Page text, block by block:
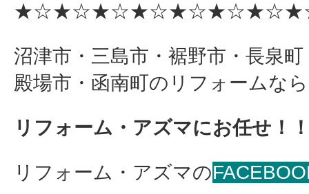
沼津市・三島市・裾野市・長泉
殿場市・函南町のリフォームな
リフォーム・アズマにお任せ！
リフォーム・アズマの